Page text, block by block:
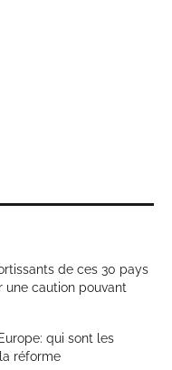
de ces 30 pays
une caution pouvant
qui sont les
réforme